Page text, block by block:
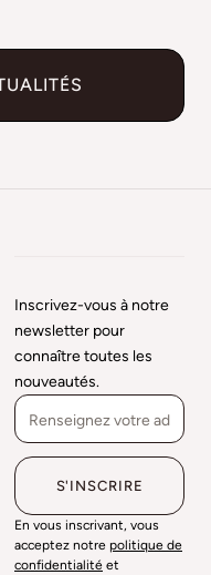
Inscrivez-vous à notre
newsletter pour
connaître toutes les
nouveautés.
En vous inscrivant, vous
acceptez notre politique de
confidentialité et